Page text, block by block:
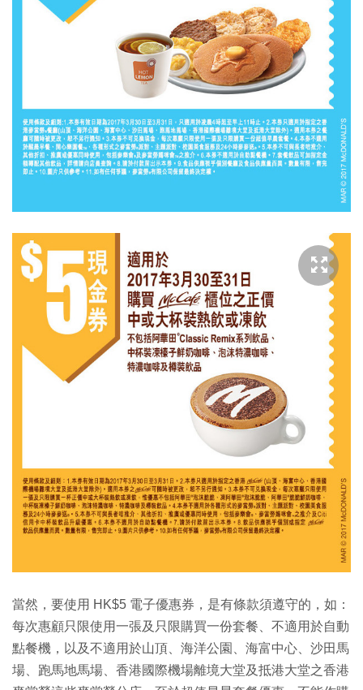
當然，要使用 HK$5 電子優惠券，是有條款須遵守的，如：
每次惠顧只限使用一張及只限購買一份套餐、不適用於自動
點餐機，以及不適用於山頂、海洋公園、海富中心、沙田馬
場、跑馬地馬場、香港國際機場離境大堂及抵港大堂之香港